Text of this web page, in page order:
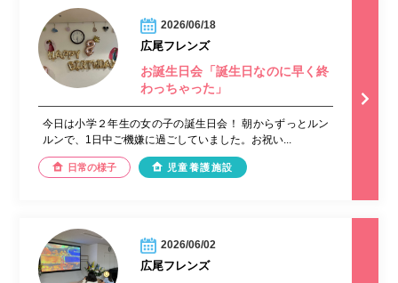
2026/06/18
広尾フレンズ
お誕生日会「誕生日なのに早く終
わっちゃった」
今日は小学２年生の女の子の誕生日会！ 朝からずっとルン
ルンで、1日中ご機嫌に過ごしていました。お祝い...
日常の様子 児童養護施設
2026/06/02
広尾フレンズ